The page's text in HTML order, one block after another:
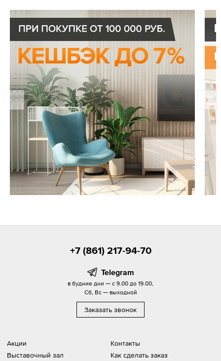
Акции
Выставочный зал
Контакты
Как сделать заказ
+7 (861) 217-94-70
Telegram
в будние дни — с 9.00 до 19.00,
Сб, Вс — выходной
Заказать звонок